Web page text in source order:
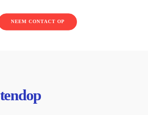
NEEM CONTACT OP